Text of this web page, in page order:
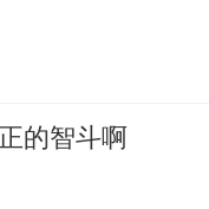
的智斗啊